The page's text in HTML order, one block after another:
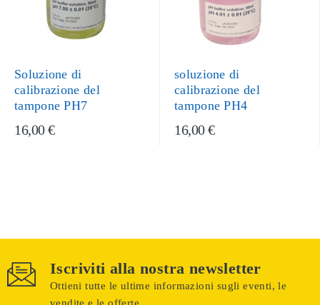
Soluzione di
calibrazione del
tampone PH7
16,00 €
soluzione di
calibrazione del
tampone PH4
16,00 €
Iscriviti alla nostra newsletter
Ottieni tutte le ultime informazioni sugli eventi, le